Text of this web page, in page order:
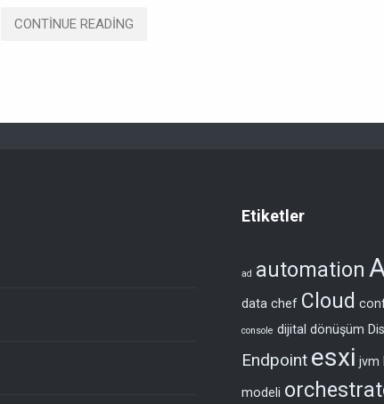
CONTINUE READING
Etiketler
ad automation
data chef Cloud
console dijital dönüşüm
Endpoint esxi jvm
modeli